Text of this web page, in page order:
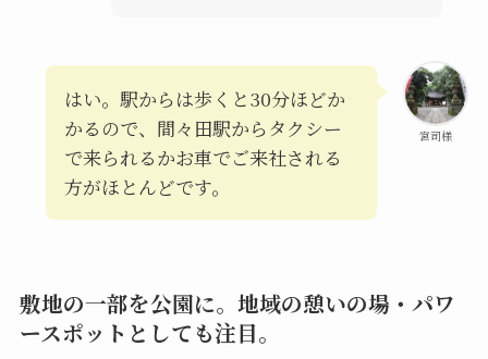
宮司様
はい。駅からは歩くと30分ほどか
かるので、間々田駅からタクシー
で来られるかお車でご来社される
方がほとんどです。
敷地の一部を公園に。地域の憩いの場・パワ
ースポットとしても注目。